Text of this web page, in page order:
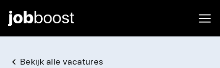
Bekijk alle vacatures